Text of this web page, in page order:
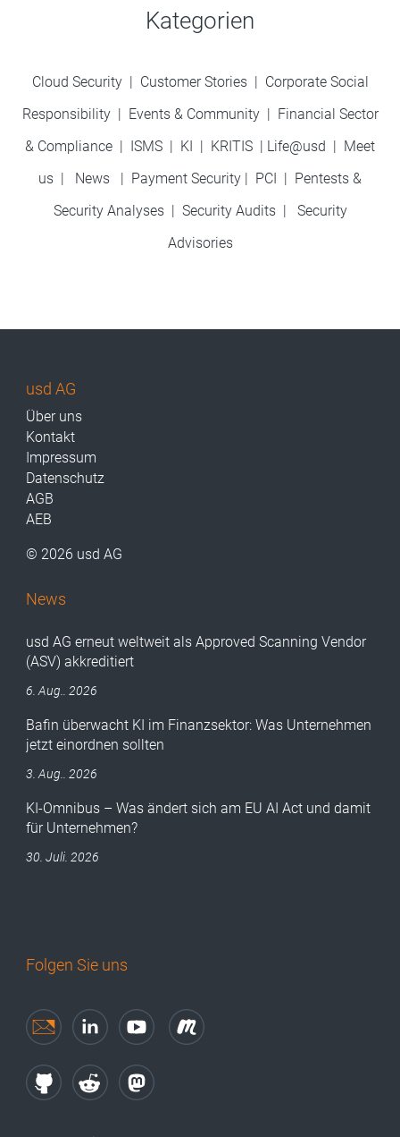
Kategorien
Cloud Security | Customer Stories| Corporate Social
Responsibility| Events & Community | Financial Sector
& Compliance | ISMS | KI | KRITIS | Life@usd | Meet
us | News | Payment Security | PCI | Pentests &
Security Analyses | Security Audits| Security
Advisories
usd AG
Über uns
Kontakt
Impressum
Datenschutz
AGB
AEB
© 2026 usd AG
News
usd AG erneut weltweit als Approved Scanning Vendor
(ASV) akkreditiert
6. Aug.. 2026
Bafin überwacht KI im Finanzsektor: Was Unternehmen
jetzt einordnen sollten
3. Aug.. 2026
KI-Omnibus – Was ändert sich am EU AI Act und damit
für Unternehmen?
30. Juli. 2026
Folgen Sie uns